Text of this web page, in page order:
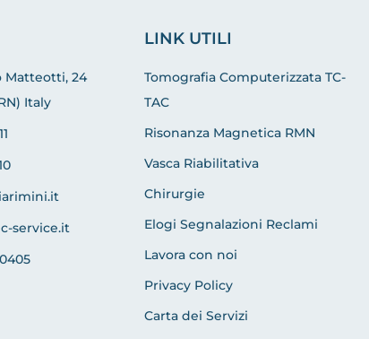
Matteotti, 24
Italy
service.it
LINK UTILI
Tomografia Computerizzata TC-
TAC
Risonanza Magnetica RMN
Vasca Riabilitativa
Chirurgie
Elogi Segnalazioni Reclami
Lavora con noi
Privacy Policy
Carta dei Servizi